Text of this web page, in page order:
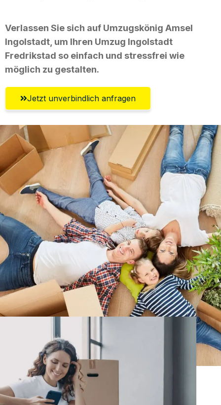
Verlassen Sie sich auf Umzugskönig Amsel
Ingolstadt, um Ihren Umzug Ingolstadt
Fredrikstad so einfach und stressfrei wie
möglich zu gestalten.
Jetzt unverbindlich anfragen